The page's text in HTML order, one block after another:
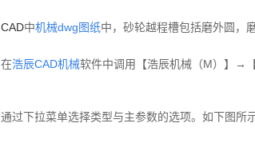
CAD中机械dwg图纸中，砂轮越程槽包括磨外圆，
在浩辰CAD机械软件中调用【浩辰机械（M）】→
通过下拉菜单选择类型与主参数的选项。如下图所示